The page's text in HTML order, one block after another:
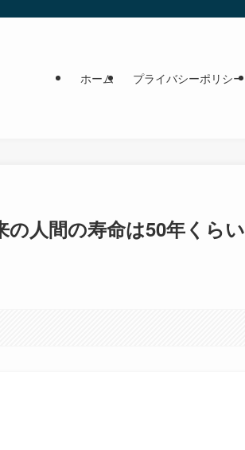
ホーム プライバシーポリシー
人間の寿命は50年くらい